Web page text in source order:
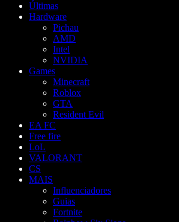
Últimas
Hardware
Pichau
AMD
Intel
NVIDIA
Games
Minecraft
Roblox
GTA
Resident Evil
EA FC
Free fire
LoL
VALORANT
CS
MAIS
Influenciadores
Guias
Fortnite